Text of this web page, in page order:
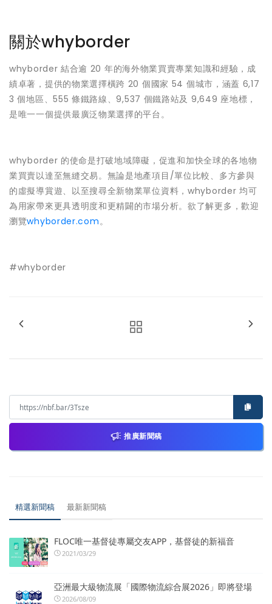
關於whyborder
whyborder 結合逾 20 年的海外物業買賣專業知識和經驗，成
績卓著，提供的物業選擇橫跨 20 個國家 54 個城市，涵蓋 6,17
3 個地區、555 條鐵路線、9,537 個鐵路站及 9,649 座地標，
是唯一一個提供最廣泛物業選擇的平台。
whyborder 的使命是打破地域障礙，促進和加快全球的各地物
業買賣以達至無縫交易。無論是地產項目/單位比較、多方參與
的虛擬導賞遊、以至搜尋全新物業單位資料，whyborder 均可
為用家帶來更具透明度和更精闢的市場分析。欲了解更多，歡迎
瀏覽whyborder.com。
#whyborder
推廣新聞稿
精選新聞稿 最新新聞稿
FLOC唯一基督徒專屬交友APP，基督徒的新福音
2021/03/29
亞洲最大級物流展「國際物流綜合展2026」即將登場
2026/08/09